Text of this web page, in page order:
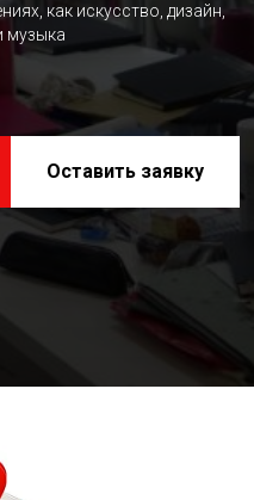
как искусство, дизайн,
музыка
Оставить заявку